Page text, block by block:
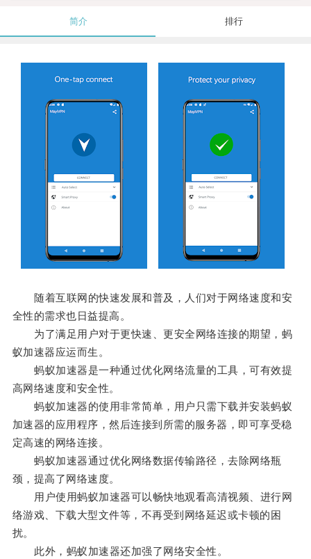
简介 排行
随着互联网的快速发展和普及，人们对于网络速度和安
全性的需求也日益提高。
为了满足用户对于更快速、更安全网络连接的期望，蚂
蚁加速器应运而生。
蚂蚁加速器是一种通过优化网络流量的工具，可有效提
高网络速度和安全性。
蚂蚁加速器的使用非常简单，用户只需下载并安装蚂蚁
加速器的应用程序，然后连接到所需的服务器，即可享受稳
定高速的网络连接。
蚂蚁加速器通过优化网络数据传输路径，去除网络瓶
颈，提高了网络速度。
用户使用蚂蚁加速器可以畅快地观看高清视频、进行网
络游戏、下载大型文件等，不再受到网络延迟或卡顿的困
扰。
此外，蚂蚁加速器还加强了网络安全性。